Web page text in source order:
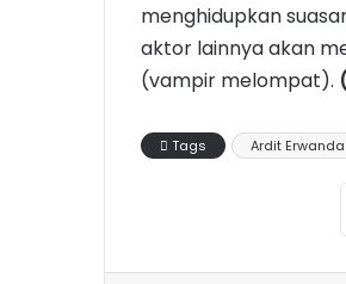
menghidupkan
aktor lainnya akan
(vampir melompat).
Tags Ardit Erwanda